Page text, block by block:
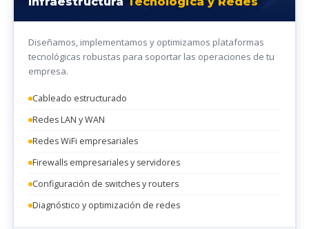
Diseñamos, implementamos y optimizamos plataformas
tecnológicas robustas para soportar las operaciones de tu
empresa.
Cableado estructurado
Redes LAN y WAN
Redes WiFi empresariales
Firewalls empresariales y servidores
Configuración de switches y routers
Diagnóstico y optimización de redes